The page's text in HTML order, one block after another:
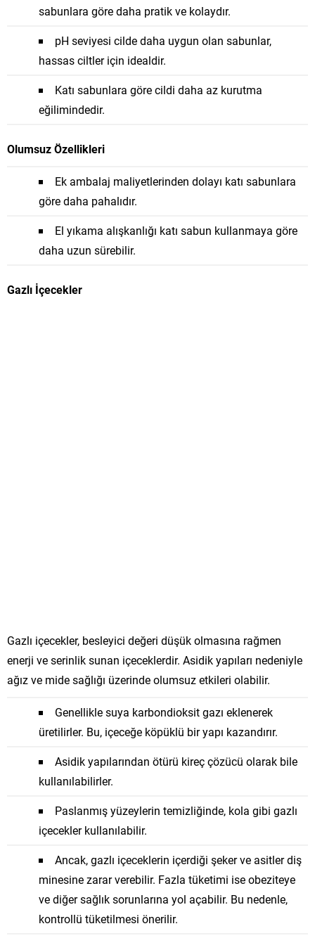
sabunlara göre daha pratik ve kolaydır.
pH seviyesi cilde daha uygun olan sabunlar,
hassas ciltler için idealdir.
Katı sabunlara göre cildi daha az kurutma
eğilimindedir.
Olumsuz Özellikleri
Ek ambalaj maliyetlerinden dolayı katı sabunlara
göre daha pahalıdır.
El yıkama alışkanlığı katı sabun kullanmaya göre
daha uzun sürebilir.
Gazlı İçecekler
Gazlı içecekler, besleyici değeri düşük olmasına rağmen
enerji ve serinlik sunan içeceklerdir. Asidik yapıları nedeniyle
ağız ve mide sağlığı üzerinde olumsuz etkileri olabilir.
Genellikle suya karbondioksit gazı eklenerek
üretilirler. Bu, içeceğe köpüklü bir yapı kazandırır.
Asidik yapılarından ötürü kireç çözücü olarak bile
kullanılabilirler.
Paslanmış yüzeylerin temizliğinde, kola gibi gazlı
içecekler kullanılabilir.
Ancak, gazlı içeceklerin içerdiği şeker ve asitler diş
minesine zarar verebilir. Fazla tüketimi ise obeziteye
ve diğer sağlık sorunlarına yol açabilir. Bu nedenle,
kontrollü tüketilmesi önerilir.